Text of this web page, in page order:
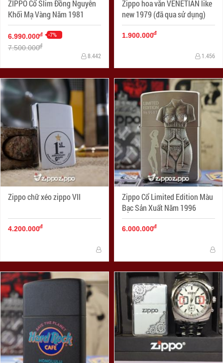
ZIPPO Cổ Slim Đồng Nguyên
Khối Mạ Vàng Năm 1981
6.990.000đ -7%
7.500.000đ
8.442
Zippo hoa văn VENETIAN like
new 1979 (đã qua sử dụng)
1.900.000đ
1.456
Zippo chữ xéo zippo VII
4.200.000đ
Zippo Cổ Limited Edition Màu
Bạc Sản Xuất Năm 1996
6.000.000đ